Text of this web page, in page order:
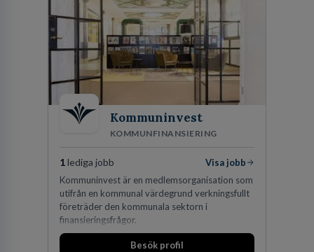
Köpenhamn, Århus, Oslo och Helsingfors kan vi
på DLA Piper erbjuda våra klienter en unik,
effektiv och gränsöverskridande nordisk
expertis. På vårt kontor i centrala Stockholm är
vi idag drygt 240 medarbetare.
Kommuninvest
KOMMUNFINANSIERING
1lediga jobb
Visa jobb
Kommuninvest är en medlemsorganisation som
utifrån en kommunal värdegrund verkningsfullt
företräder den kommunala sektorn i
finansieringsfrågor.
Besök profil